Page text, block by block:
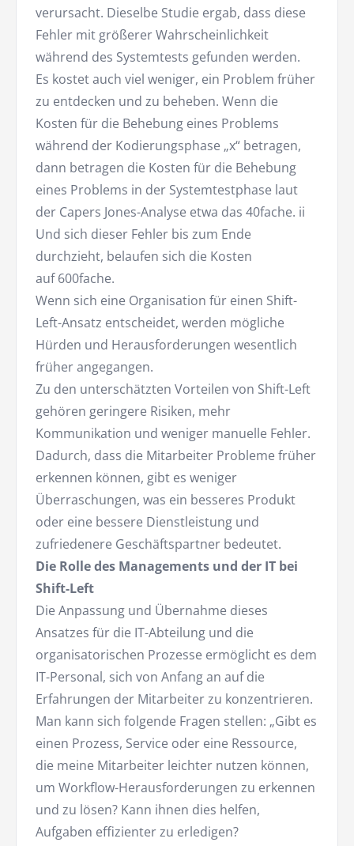
verursacht. Dieselbe Studie ergab, dass diese
Fehler mit größerer Wahrscheinlichkeit
während des Systemtests gefunden werden.
Es kostet auch viel weniger, ein Problem früher
zu entdecken und zu beheben. Wenn die
Kosten für die Behebung eines Problems
während der Kodierungsphase „x“ betragen,
dann betragen die Kosten für die Behebung
eines Problems in der Systemtestphase laut
der Capers Jones-Analyse etwa das 40fache. ii
Und sich dieser Fehler bis zum Ende
durchzieht, belaufen sich die Kosten
auf 600fache.
Wenn sich eine Organisation für einen Shift-
Left-Ansatz entscheidet, werden mögliche
Hürden und Herausforderungen wesentlich
früher angegangen.
Zu den unterschätzten Vorteilen von Shift-Left
gehören geringere Risiken, mehr
Kommunikation und weniger manuelle Fehler.
Dadurch, dass die Mitarbeiter Probleme früher
erkennen können, gibt es weniger
Überraschungen, was ein besseres Produkt
oder eine bessere Dienstleistung und
zufriedenere Geschäftspartner bedeutet.
Die Rolle des Managements und der IT bei
Shift-Left
Die Anpassung und Übernahme dieses
Ansatzes für die IT-Abteilung und die
organisatorischen Prozesse ermöglicht es dem
IT-Personal, sich von Anfang an auf die
Erfahrungen der Mitarbeiter zu konzentrieren.
Man kann sich folgende Fragen stellen: „Gibt es
einen Prozess, Service oder eine Ressource,
die meine Mitarbeiter leichter nutzen können,
um Workflow-Herausforderungen zu erkennen
und zu lösen? Kann ihnen dies helfen,
Aufgaben effizienter zu erledigen?